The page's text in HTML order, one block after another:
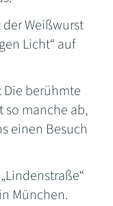
Weißwurst
Licht“ auf
Die berühmte
so manche ab,
einen Besuch
München.